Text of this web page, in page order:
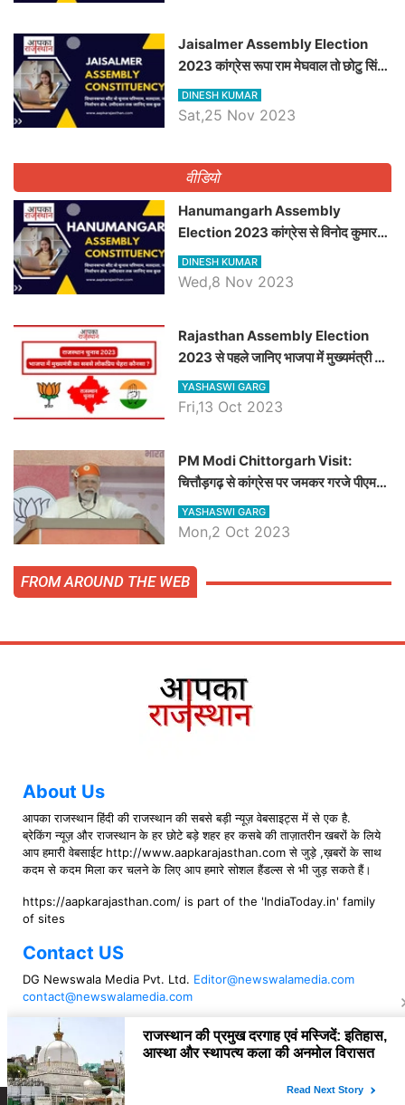
​​​​​​​Jaisalmer Assembly Election
2023 कांग्रेस रूपा राम मेघवाल तो छोटु सिंह
भाटी होंगे भाजपा उम्मीदवार, जानिये जैसलमेर
विधानसभा सीट के ताजा समीकरण
DINESH KUMAR
Sat,25 Nov 2023
वीडियो
Hanumangarh Assembly
Election 2023 कांग्रेस से विनोद कुमार
चौधरी तो अमित चौधरी होंगे भाजपा उम्मीदवार,
जानिये हनुमानगढ़ विधानसभा सीट के ताजा
DINESH KUMAR
Wed,8 Nov 2023
Rajasthan Assembly Election
2023 से पहले जानिए भाजपा में मुख्यमंत्री का
सबसे लोकप्रिय चेहरा कौनसा ?
YASHASWI GARG
Fri,13 Oct 2023
PM Modi Chittorgarh Visit:
चित्तौड़गढ़ से कांग्रेस पर जमकर गरजे पीएम
मोदी, जाने प्रधानमंत्री के भाषण की बड़ी
बातें, देखें वीडियो
YASHASWI GARG
Mon,2 Oct 2023
FROM AROUND THE WEB
About Us
आपका राजस्थान हिंदी की राजस्थान की सबसे बड़ी न्यूज़ वेबसाइट्स में से एक है.
ब्रेकिंग न्यूज़ और राजस्थान के हर छोटे बड़े शहर हर कसबे की ताज़ातरीन खबरों के लिये
आप हमारी वेबसाईट http://www.aapkarajasthan.com से जुड़े ,ख़बरों के साथ
कदम से कदम मिला कर चलने के लिए आप हमारे सोशल हैंडल्स से भी जुड़ सकते हैं।
https://aapkarajasthan.com/ is part of the 'IndiaToday.in' family
of sites
Contact US
DG Newswala Media Pvt. Ltd. Editor@newswalamedia.com
contact@newswalamedia.com
Follow US